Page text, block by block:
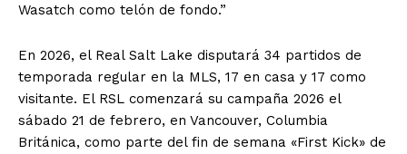
Wasatch como telón de fondo.”
En 2026, el Real Salt Lake disputará 34 partidos de
temporada regular en la MLS, 17 en casa y 17 como
visitante. El RSL comenzará su campaña 2026 el
sábado 21 de febrero, en Vancouver, Columbia
Británica, como parte del fin de semana «First Kick» de